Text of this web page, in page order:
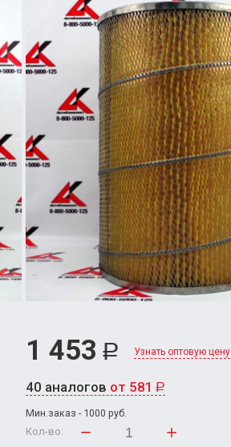
1 453 Р Узнать оптовую цену
40 аналогов от 581 Р
Мин.заказ - 1000 руб.
Кол-во: